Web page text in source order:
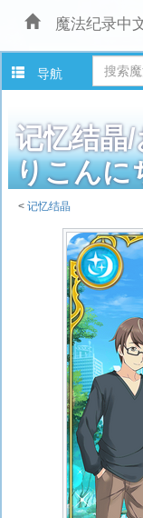
魔法纪录中
导航
记忆结
りこん
<记忆结晶